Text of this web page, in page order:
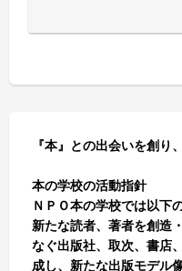
『本』との出会いを創
本の学校の活動指針
ＮＰＯ本の学校では以下
新たな読者、著者を創造
なぐ出版社、取次、書店
成し、新たな出版モデル